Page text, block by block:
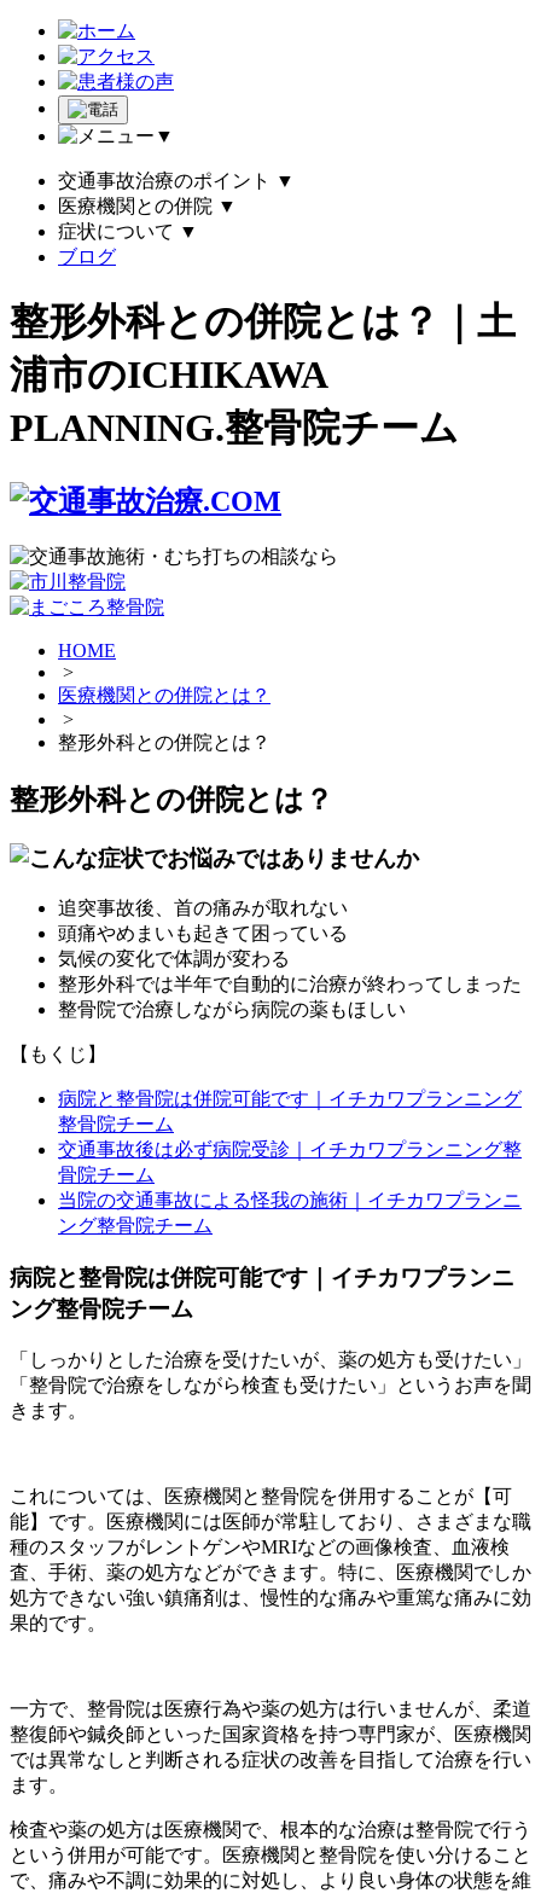
▼
交通事故治療のポイント
▼
医療機関との併院 ▼
症状について ▼
ブログ
整形外科との併院とは？｜土
浦市のICHIKAWA
PLANNING.整骨院チーム
HOME
>
医療機関との併院とは？
>
整形外科との併院とは？
整形外科との併院とは？
追突事故後、首の痛みが取れない
頭痛やめまいも起きて困っている
気候の変化で体調が変わる
整形外科では半年で自動的に治療が終わってしまった
整骨院で治療しながら病院の薬もほしい
【もくじ】
病院と整骨院は併院可能です｜イチカワプランニング
整骨院チーム
交通事故後は必ず病院受診｜イチカワプランニング整
骨院チーム
当院の交通事故による怪我の施術｜イチカワプランニ
ング整骨院チーム
病院と整骨院は併院可能です｜イチカワプランニ
ング整骨院チーム
「しっかりとした治療を受けたいが、薬の処方も受けたい」
「整骨院で治療をしながら検査も受けたい」というお声を聞
きます。
これについては、医療機関と整骨院を併用することが【可
能】です。医療機関には医師が常駐しており、さまざまな職
種のスタッフがレントゲンやMRIなどの画像検査、血液検
査、手術、薬の処方などができます。特に、医療機関でしか
処方できない強い鎮痛剤は、慢性的な痛みや重篤な痛みに効
果的です。
一方で、整骨院は医療行為や薬の処方は行いませんが、柔道
整復師や鍼灸師といった国家資格を持つ専門家が、医療機関
では異常なしと判断される症状の改善を目指して治療を行い
ます。
検査や薬の処方は医療機関で、根本的な治療は整骨院で行う
という併用が可能です。医療機関と整骨院を使い分けること
で、痛みや不調に効果的に対処し、より良い身体の状態を維